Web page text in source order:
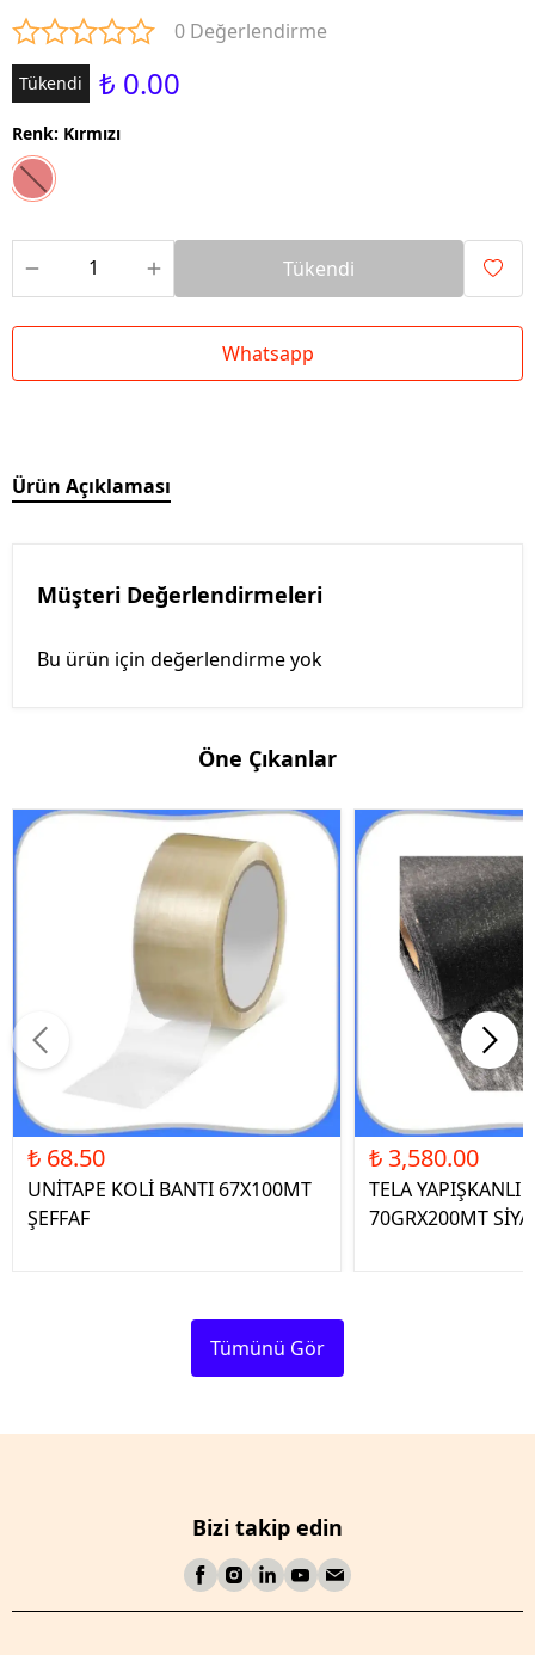
0 Değerlendirme
Tükendi ₺ 0.00
Renk: Kırmızı
Tükendi
Whatsapp
Ürün Açıklaması
Müşteri Değerlendirmeleri
Bu ürün için değerlendirme yok
Öne Çıkanlar
₺ 68.50
UNİTAPE KOLİ BANTI 67X100MT
ŞEFFAF
₺ 3,580.00
TELA YAPIŞKANLI
70GRX200MT
Tümünü Gör
Bizi takip edin